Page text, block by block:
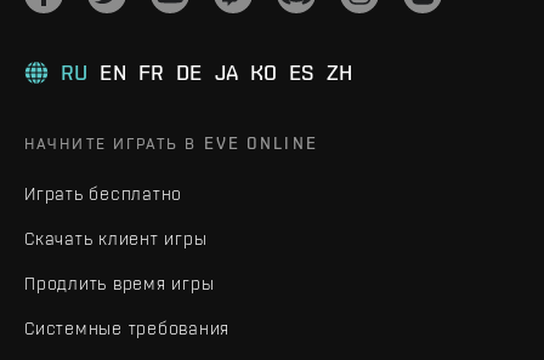
RU EN FR DE JA KO ES ZH
НАЧНИТЕ ИГРАТЬ В EVE ONLINE
Играть бесплатно
Скачать клиент игры
Продлить время игры
Системные требования